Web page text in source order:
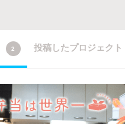
2 投稿したプロジェクト